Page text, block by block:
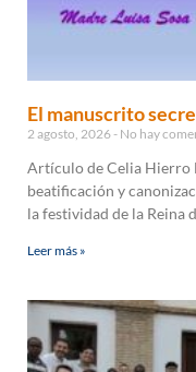
El manuscrito
2 agosto, 2026 No hay
Artículo de Celia Hierro
beatificación y
la festividad de la Reina
Leer más »